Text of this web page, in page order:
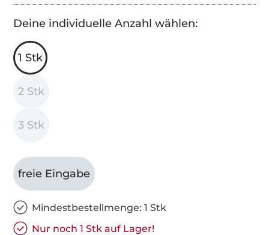
Deine individuelle Anzahl wählen:
1 Stk
2 Stk
3 Stk
freie Eingabe
Mindestbestellmenge: 1 Stk
Nur noch 1 Stk auf Lager!